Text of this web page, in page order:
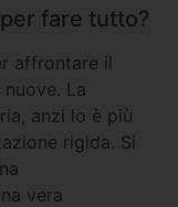
fare tutto?
affrontare il
La
anzi lo è più
rigida. Si
vera